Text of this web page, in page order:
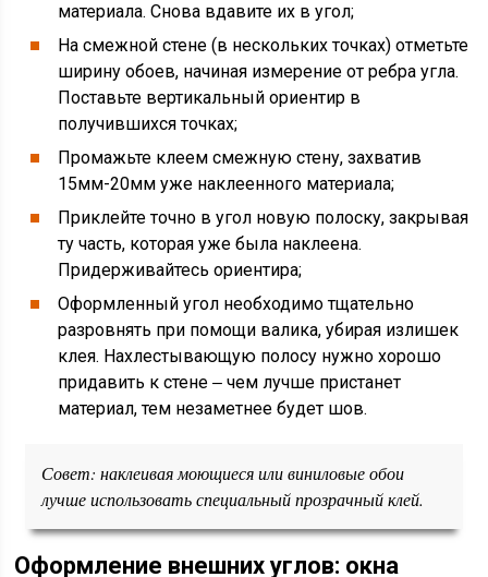
материала. Снова вдавите их в угол;
На смежной стене (в нескольких точках) отметьте
ширину обоев, начиная измерение от ребра угла.
Поставьте вертикальный ориентир в
получившихся точках;
Промажьте клеем смежную стену, захватив
15мм-20мм уже наклеенного материала;
Приклейте точно в угол новую полоску, закрывая
ту часть, которая уже была наклеена.
Придерживайтесь ориентира;
Оформленный угол необходимо тщательно
разровнять при помощи валика, убирая излишек
клея. Нахлестывающую полосу нужно хорошо
придавить к стене ‒ чем лучше пристанет
материал, тем незаметнее будет шов.
Совет: наклеивая моющиеся или виниловые обои
лучше использовать специальный прозрачный клей.
Оформление внешних углов: окна